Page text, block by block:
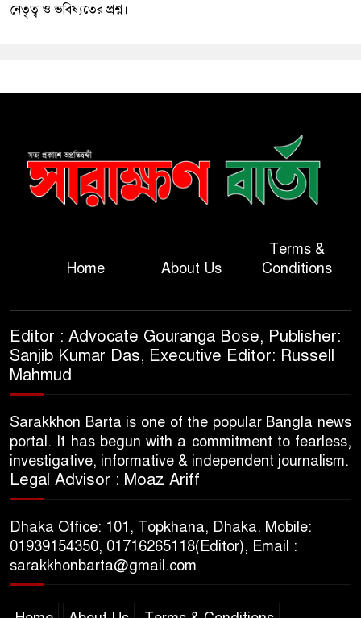
নেতৃত্ব ও ভবিষ্যতের প্রশ্ন।
Home About Us
Terms &
Conditions
Editor : Advocate Gouranga Bose, Publisher:
Sanjib Kumar Das, Executive Editor: Russell
Mahmud
Sarakkhon Barta is one of the popular Bangla news
portal. It has begun with a commitment to fearless,
investigative, informative & independent journalism.
Legal Advisor : Moaz Ariff
Dhaka Office: 101, Topkhana, Dhaka. Mobile:
01939154350, 01716265118(Editor), Email :
sarakkhonbarta@gmail.com